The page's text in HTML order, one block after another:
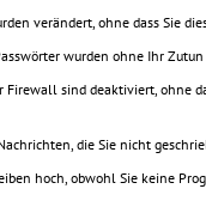
verändert, ohne dass Sie
wurden ohne Ihr
sind deaktiviert, ohne
die Sie nicht
hoch, obwohl Sie keine